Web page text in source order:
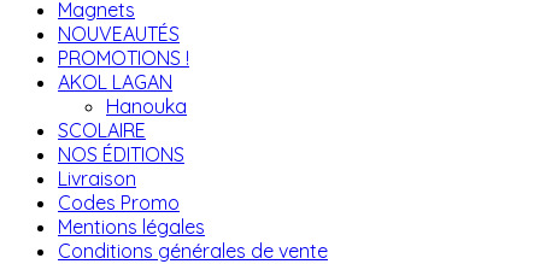
Magnets
NOUVEAUTÉS
PROMOTIONS !
AKOL LAGAN
Hanouka
SCOLAIRE
NOS ÉDITIONS
Livraison
Codes Promo
Mentions légales
Conditions générales de vente